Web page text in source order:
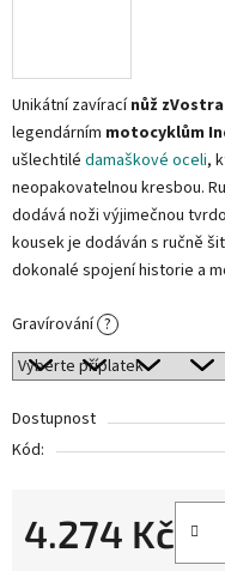
Unikátní zavíracínůž
legendárním motocyklům
ušlechtilé damaškové oceli,
neopakovatelnou kresbou.
dodává noži výjimečnou
kousek je dodáván s ručně
dokonalé spojení historie a
Gravírování ?
Dostupnost
Kód:
4.274 Kč